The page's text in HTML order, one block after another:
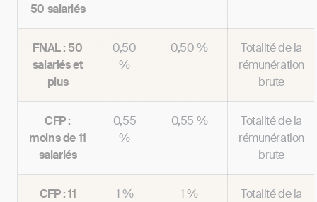
50 salariés
FNAL : 50
salariés et
plus
0,50
%
0,50 %
Totalité de la
rémunération
brute
CFP :
moins de 11
salariés
0,55
%
0,55 %
Totalité de la
rémunération
brute
CFP : 11
1 % 1 %
Totalité de la